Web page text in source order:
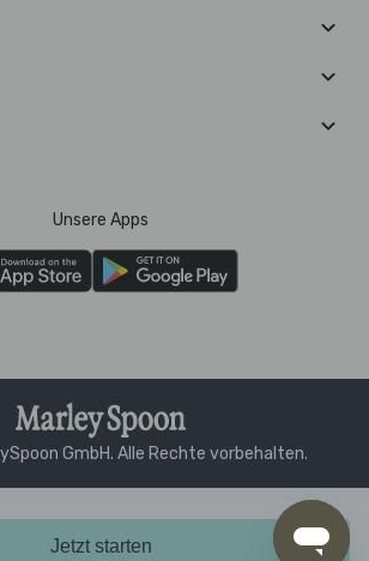
Jetzt starten
Unsere Apps
GmbH. Alle Rechte vorbehalten.